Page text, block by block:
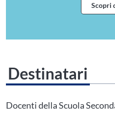
Scopri
Destinatari
tuo profilo personalePrima di procedere
Area Personale
Docenti della Scuola